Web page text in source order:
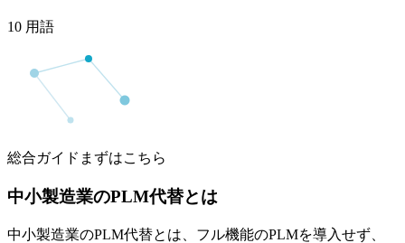
10 用語
総合ガイド まずはこちら
中小製造業のPLM代替とは
中小製造業のPLM代替とは、フル機能のPLMを導入せず、